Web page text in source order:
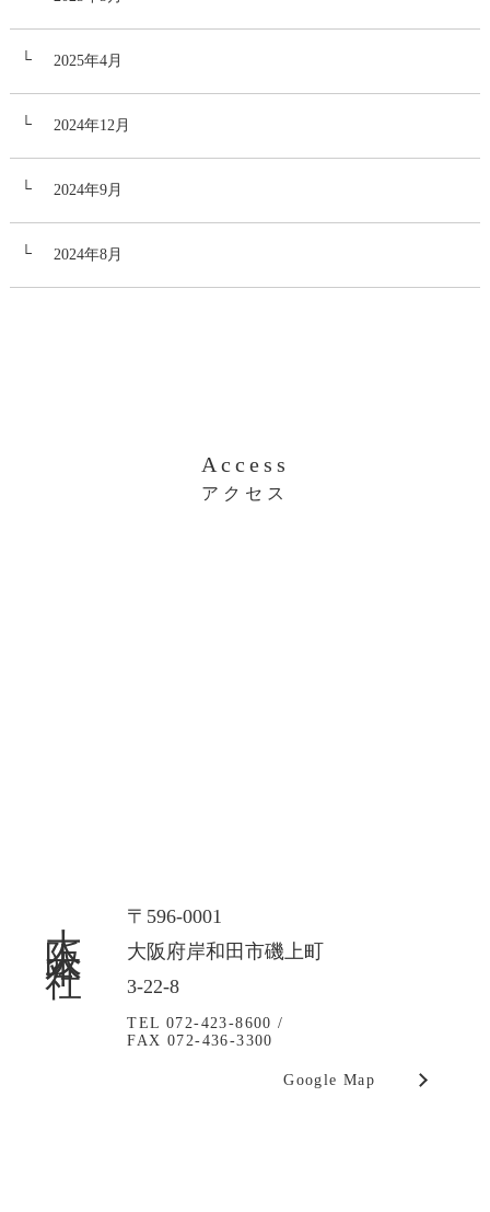
2025年4月
2024年12月
2024年9月
2024年8月
Access
アクセス
大阪本社
〒596-0001
大阪府岸和田市磯上町
3-22-8
TEL 072-423-8600 /
FAX 072-436-3300
Google Map